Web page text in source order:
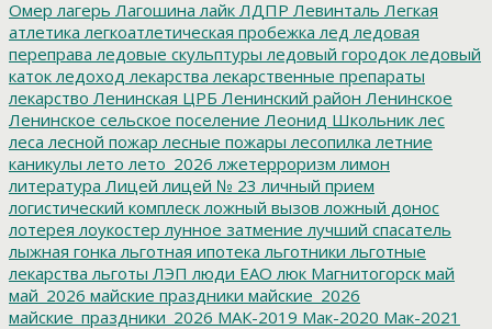
Омер лагерь Лагошина лайк ЛДПР Левинталь Легкая
атлетика легкоатлетическая пробежка лед ледовая
переправа ледовые скульптуры ледовый городок ледовый
каток ледоход лекарства лекарственные препараты
лекарство Ленинская ЦРБ Ленинский район Ленинское
Ленинское сельское поселение Леонид Школьник лес
леса лесной пожар лесные пожары лесопилка летние
каникулы лето лето_2026 лжетерроризм лимон
литература Лицей лицей № 23 личный прием
логистический комплеск ложный вызов ложный донос
лотерея лоукостер лунное затмение лучший спасатель
лыжная гонка льготная ипотека льготники льготные
лекарства льготы ЛЭП люди ЕАО люк Магнитогорск май
май_2026 майские праздники майские_2026
майские_праздники_2026 МАК-2019 Мак-2020 Мак-2021